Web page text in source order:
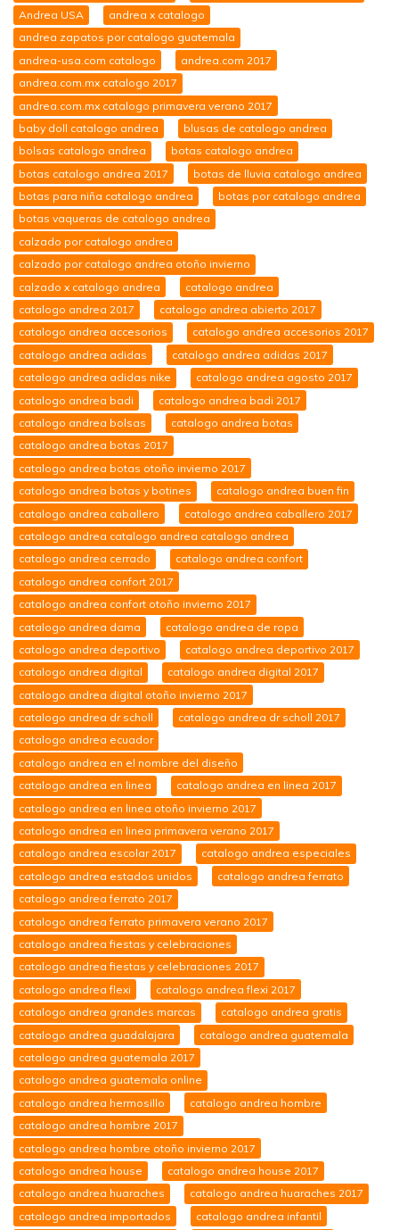
Andrea USA
andrea x catalogo
andrea zapatos por catalogo guatemala
andrea-usa.com catalogo
andrea.com 2017
andrea.com.mx catalogo 2017
andrea.com.mx catalogo primavera verano 2017
baby doll catalogo andrea
blusas de catalogo andrea
bolsas catalogo andrea
botas catalogo andrea
botas catalogo andrea 2017
botas de lluvia catalogo andrea
botas para niña catalogo andrea
botas por catalogo andrea
botas vaqueras de catalogo andrea
calzado por catalogo andrea
calzado por catalogo andrea otoño invierno
calzado x catalogo andrea
catalogo andrea
catalogo andrea 2017
catalogo andrea abierto 2017
catalogo andrea accesorios
catalogo andrea accesorios 2017
catalogo andrea adidas
catalogo andrea adidas 2017
catalogo andrea adidas nike
catalogo andrea agosto 2017
catalogo andrea badi
catalogo andrea badi 2017
catalogo andrea bolsas
catalogo andrea botas
catalogo andrea botas 2017
catalogo andrea botas otoño invierno 2017
catalogo andrea botas y botines
catalogo andrea buen fin
catalogo andrea caballero
catalogo andrea caballero 2017
catalogo andrea catalogo andrea catalogo andrea
catalogo andrea cerrado
catalogo andrea confort
catalogo andrea confort 2017
catalogo andrea confort otoño invierno 2017
catalogo andrea dama
catalogo andrea de ropa
catalogo andrea deportivo
catalogo andrea deportivo 2017
catalogo andrea digital
catalogo andrea digital 2017
catalogo andrea digital otoño invierno 2017
catalogo andrea dr scholl
catalogo andrea dr scholl 2017
catalogo andrea ecuador
catalogo andrea en el nombre del diseño
catalogo andrea en linea
catalogo andrea en linea 2017
catalogo andrea en linea otoño invierno 2017
catalogo andrea en linea primavera verano 2017
catalogo andrea escolar 2017
catalogo andrea especiales
catalogo andrea estados unidos
catalogo andrea ferrato
catalogo andrea ferrato 2017
catalogo andrea ferrato primavera verano 2017
catalogo andrea fiestas y celebraciones
catalogo andrea fiestas y celebraciones 2017
catalogo andrea flexi
catalogo andrea flexi 2017
catalogo andrea grandes marcas
catalogo andrea gratis
catalogo andrea guadalajara
catalogo andrea guatemala
catalogo andrea guatemala 2017
catalogo andrea guatemala online
catalogo andrea hermosillo
catalogo andrea hombre
catalogo andrea hombre 2017
catalogo andrea hombre otoño invierno 2017
catalogo andrea house
catalogo andrea house 2017
catalogo andrea huaraches
catalogo andrea huaraches 2017
catalogo andrea importados
catalogo andrea infantil